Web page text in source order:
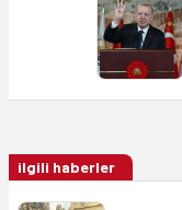
ilgili haberler